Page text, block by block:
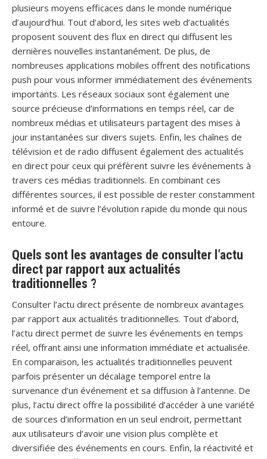
plusieurs moyens efficaces dans le monde numérique
d’aujourd’hui. Tout d’abord, les sites web d’actualités
proposent souvent des flux en direct qui diffusent les
dernières nouvelles instantanément. De plus, de
nombreuses applications mobiles offrent des notifications
push pour vous informer immédiatement des événements
importants. Les réseaux sociaux sont également une
source précieuse d’informations en temps réel, car de
nombreux médias et utilisateurs partagent des mises à
jour instantanées sur divers sujets. Enfin, les chaînes de
télévision et de radio diffusent également des actualités
en direct pour ceux qui préfèrent suivre les événements à
travers ces médias traditionnels. En combinant ces
différentes sources, il est possible de rester constamment
informé et de suivre l’évolution rapide du monde qui nous
entoure.
Quels sont les avantages de consulter l’actu
direct par rapport aux actualités
traditionnelles ?
Consulter l’actu direct présente de nombreux avantages
par rapport aux actualités traditionnelles. Tout d’abord,
l’actu direct permet de suivre les événements en temps
réel, offrant ainsi une information immédiate et actualisée.
En comparaison, les actualités traditionnelles peuvent
parfois présenter un décalage temporel entre la
survenance d’un événement et sa diffusion à l’antenne. De
plus, l’actu direct offre la possibilité d’accéder à une variété
de sources d’information en un seul endroit, permettant
aux utilisateurs d’avoir une vision plus complète et
diversifiée des événements en cours. Enfin, la réactivité et